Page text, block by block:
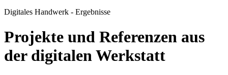
Digitales Handwerk - Ergebnisse
Projekte und Referenzen aus
der digitalen Werkstatt